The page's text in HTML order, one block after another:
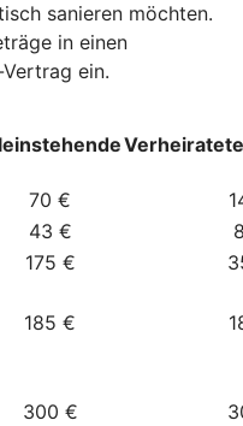
sanieren möchten.
in einen
ein.
70 €
43 €
175 €
185 €
300 €